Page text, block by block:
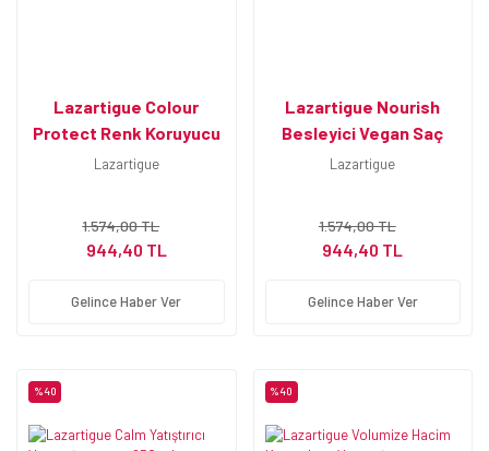
Lazartigue Colour
Protect Renk Koruyucu
Vegan Saç Maskesi 250
Lazartigue
1.574,00 TL
944,40 TL
Gelince Haber Ver
Lazartigue Nourish
Besleyici Vegan Saç
Maskesi 250 ml - Kalın
Lazartigue
1.574,00 TL
944,40 TL
Gelince Haber Ver
%40 %40